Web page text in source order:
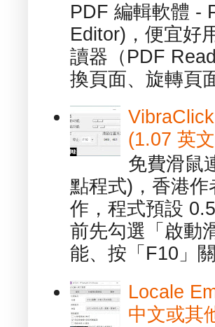
PDF 編輯軟體 -
Editor)，便宜好
讀器（PDF
換頁面、旋轉頁
(1.07 英
免費滑鼠
點程式)，香港
作，程式預設
前先勾選「啟動
能、按「F10」
Locale
中文或其